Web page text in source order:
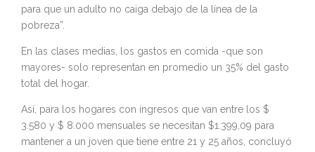
para que un adulto no caiga debajo de la línea de la
pobreza”.
En las clases medias, los gastos en comida -que son
mayores- solo representan en promedio un 35% del gasto
total del hogar.
Así, para los hogares con ingresos que van entre los $
3.580 y $ 8.000 mensuales se necesitan $1.399,09 para
mantener a un joven que tiene entre 21 y 25 años, concluyó